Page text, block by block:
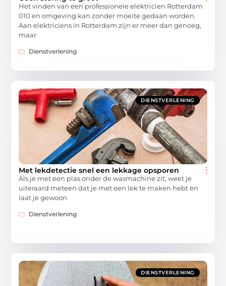
Het vinden van een professionele elektricien Rotterdam
010 en omgeving kan zonder moeite gedaan worden.
Aan elektriciens in Rotterdam zijn er meer dan genoeg,
maar
Dienstverlening
DIENSTVERLENING
Met lekdetectie snel een lekkage opsporen
Als je met een plas onder de wasmachine zit, weet je
uiteraard meteen dat je met een lek te maken hebt en
laat je gewoon
Dienstverlening
DIENSTVERLENING